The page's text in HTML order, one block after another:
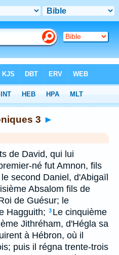
3 ►
de David, qui lui
né fut Amnon, fils
second Daniel, d'Abigaïl
Absalom fils de
de Guésur; le
Hagguith; 3 Le cinquième
Jithréham, d'Hégla sa
à Hébron, où il
puis il régna trente-trois